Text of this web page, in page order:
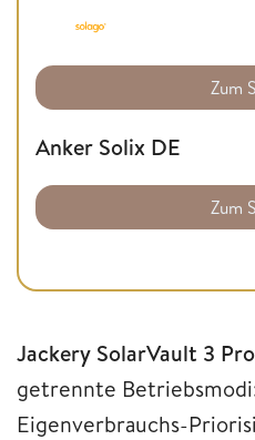
Zum
Anker Solix DE
Zum
Jackery SolarVault 3 Pro
getrennte
Eigenverbrauchs-